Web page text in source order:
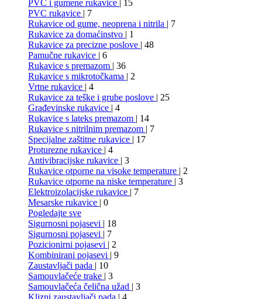
PVC i gumene rukavice
| 15
PVC rukavice | 7
Rukavice od gume, neoprena i nitrila | 7
Rukavice za domaćinstvo | 1
Rukavice za precizne poslove | 48
Pamučne rukavice | 6
Rukavice s premazom | 36
Rukavice s mikrotočkama | 2
Vrtne rukavice | 4
Rukavice za teške i grube poslove | 25
Građevinske rukavice | 4
Rukavice s lateks premazom | 14
Rukavice s nitrilnim premazom | 7
Specijalne zaštitne rukavice | 17
Proturezne rukavice | 4
Antivibracijske rukavice | 3
Rukavice otporne na visoke temperature | 2
Rukavice otporne na niske temperature | 3
Elektroizolacijske rukavice | 7
Mesarske rukavice | 0
Pogledajte sve
Sigurnosni pojasevi | 18
Sigurnosni pojasevi | 7
Pozicionirni pojasevi | 2
Kombinirani pojasevi | 9
Zaustavljači pada | 10
Samouvlačeće trake | 3
Samouvlačeća čelična užad | 3